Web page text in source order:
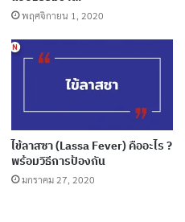
วิธีด้วยกันขึ้นอยู่กับความ
มากก็อาจเป็นแค่การจิบน้ำ
วันละ 3-4 ครั้ง แต่หากผู้ป่วย
มารถรับประทานอาหารได้
ษาอื่นเพิ่มเติม วิธีรักษาแผล
พฤศจิกายน 1, 2020
ไข้ลาสซา (Lassa Fever) คืออะไร ?
พร้อมวิธีการป้องกัน
มกราคม 27, 2020